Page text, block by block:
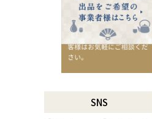
行平鍋があればたいていのこ
とは大丈夫。
馬毛歯ブラシがオススメな理
お祝い事に欠かせない「ミニ
SNS